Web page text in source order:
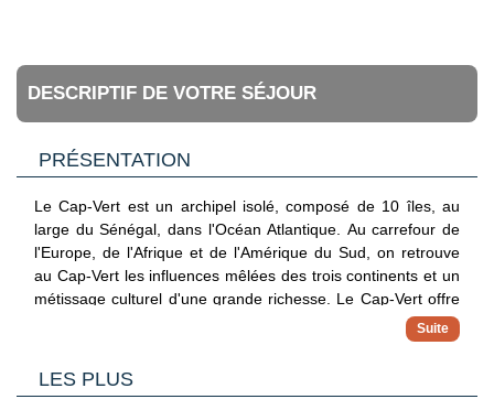
DESCRIPTIF DE VOTRE SÉJOUR
PRÉSENTATION
Le Cap-Vert est un archipel isolé, composé de 10 îles, au
large du Sénégal, dans l'Océan Atlantique. Au carrefour de
l'Europe, de l'Afrique et de l'Amérique du Sud, on retrouve
au Cap-Vert les influences mêlées des trois continents et un
métissage culturel d'une grande richesse. Le Cap-Vert offre
une flore variée : pâturages et zones cultivées, savane semi-
plages, sports de glisse, et son climat estival tout au long de
LES PLUS